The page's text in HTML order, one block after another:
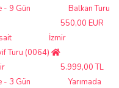
- 9 Gün
Balkan Turu
550,00 EUR
İzmir
Turu (0064)
5.999,00 TL
- 3 Gün
Yarımada